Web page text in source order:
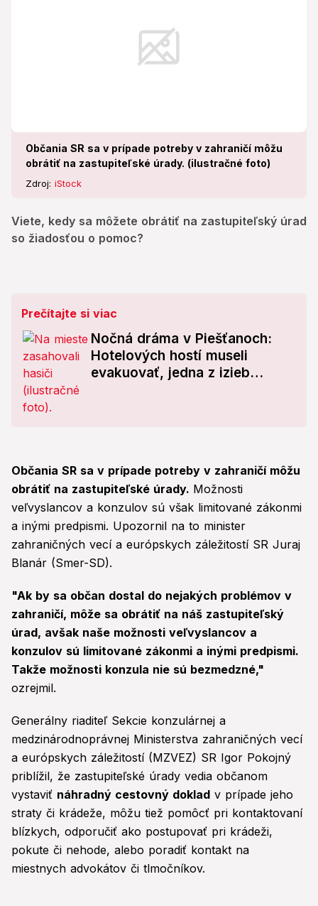
Občania SR sa v prípade potreby v zahraničí môžu
obrátiť na zastupiteľské úrady. (ilustračné foto)
Zdroj: iStock
Viete, kedy sa môžete obrátiť na zastupiteľský úrad
so žiadosťou o pomoc?
Prečítajte si viac
Nočná dráma v Piešťanoch:
Hotelových hostí museli
evakuovať, jedna z izieb
Občania SR sa v prípade potreby v zahraničí môžu
obrátiť na zastupiteľské úrady. Možnosti
veľvyslancov a konzulov sú však limitované zákonmi
a inými predpismi. Upozornil na to minister
zahraničných vecí a európskych záležitostí SR Juraj
Blanár (Smer-SD).
"Ak by sa občan dostal do nejakých problémov v
zahraničí, môže sa obrátiť na náš zastupiteľský
úrad, avšak naše možnosti veľvyslancov a
konzulov sú limitované zákonmi a inými predpismi.
Takže možnosti konzula nie sú bezmedzné,"
ozrejmil.
Generálny riaditeľ Sekcie konzulárnej a
medzinárodnoprávnej Ministerstva zahraničných vecí
a európskych záležitostí (MZVEZ) SR Igor Pokojný
priblížil, že zastupiteľské úrady vedia občanom
vystaviť náhradný cestovný doklad v prípade jeho
straty či krádeže, môžu tiež pomôcť pri kontaktovaní
blízkych, odporučiť ako postupovať pri krádeži,
pokute či nehode, alebo poradiť kontakt na
miestnych advokátov či tlmočníkov.